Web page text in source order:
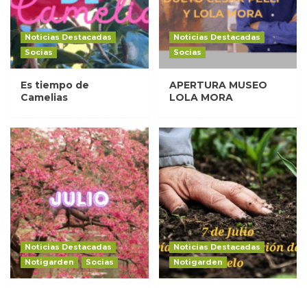
Noticias Destacadas
Socias
Es tiempo de
Camelias
Noticias Destacadas
Socias
APERTURA MUSEO
LOLA MORA
Noticias Destacadas
Notigarden
Socias
Noticias Destacadas
Notigarden